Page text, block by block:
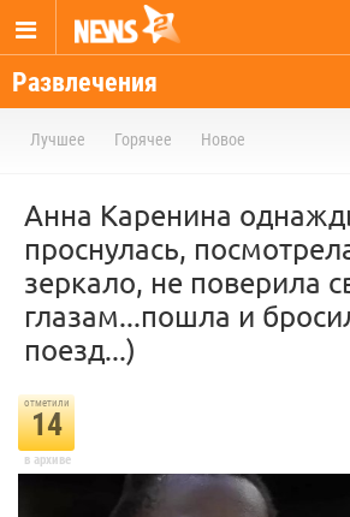
Развлечения
Лучшее Горячее Новое
Анна Каренина
проснулась,
зеркало, не поверила
глазам...пошла и
поезд...)
отметили
14
в архиве